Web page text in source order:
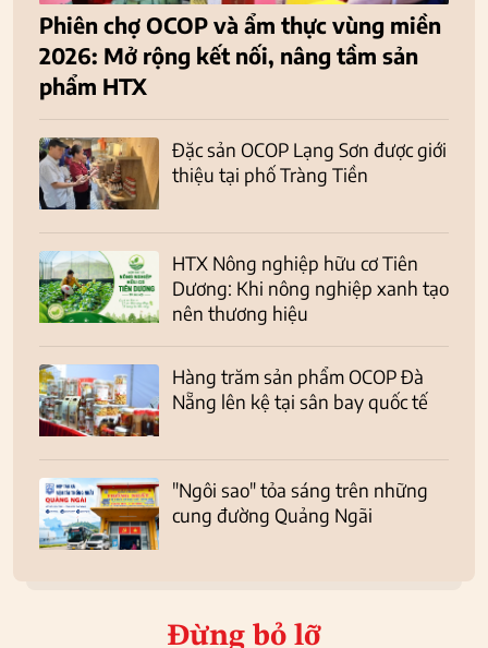
Phiên chợ OCOP và ẩm thực vùng miền
2026: Mở rộng kết nối, nâng tầm sản
phẩm HTX
Đặc sản OCOP Lạng Sơn được giới
thiệu tại phố Tràng Tiền
HTX Nông nghiệp hữu cơ Tiên
Dương: Khi nông nghiệp xanh tạo
nên thương hiệu
Hàng trăm sản phẩm OCOP Đà
Nẵng lên kệ tại sân bay quốc tế
"Ngôi sao" tỏa sáng trên những
cung đường Quảng Ngãi
Đừng bỏ lỡ